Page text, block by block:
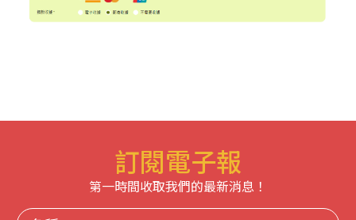
訂閱電子報
第一時間收取我們的最新消息！